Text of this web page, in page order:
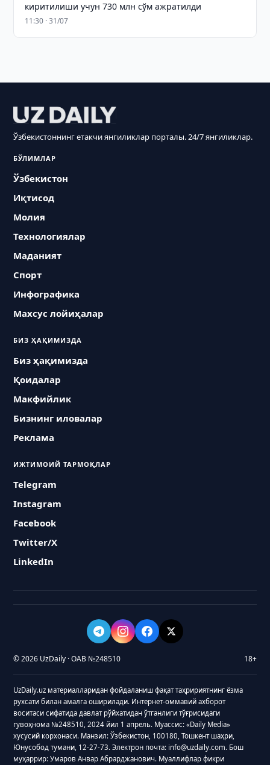
киритилиши учун 730 млн сўм ажратилди
11:30 · 31/07
Ўзбекистоннинг етакчи янгиликлар порталы. 24/7 янгиликлар.
БЎЛИМЛАР
Ўзбекистон
Иқтисод
Молия
Технологиялар
Маданият
Спорт
Инфографика
Махсус лойиҳалар
БИЗ ҲАҚИМИЗДА
Биз ҳақимизда
Қоидалар
Макфийлик
Бизнинг иловалар
Реклама
ИЖТИМОИЙ ТАРМОҚЛАР
Telegram
Instagram
Facebook
Twitter/X
LinkedIn
© 2026 UzDaily · ОАВ №248510 18+
UzDaily.uz материалларидан фойдаланиш фақат таҳририятнинг ёзма
рухсати билан амалга оширилади. Интернет-оммавий ахборот
воситаси сифатида давлат рўйхатидан ўтганлиги тўғрисидаги
гувоҳнома №248510, 2024 йил 1 апрель. Муассис: «Daily Media»
хусусий корхонаси. Манзил: Ўзбекистон, 100180, Тошкент шаҳри,
Юнусобод тумани, 12-27-73. Электрон почта: info@uzdaily.com. Бош
муҳаррир: Умаров Анвар Абрарджанович. Муаллифлар фикри